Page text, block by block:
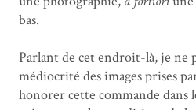
bas.
Parlant de cet endroit-là, je ne
médiocrité des images prises
honorer cette commande dans